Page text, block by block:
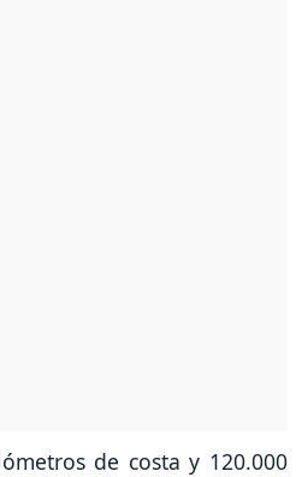
de costa y 120.000